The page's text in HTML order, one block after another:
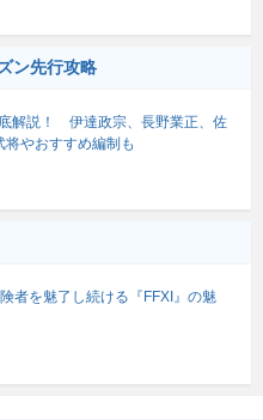
ン先行攻略
解説！ 伊達政宗、長野業正、佐
やおすすめ編制も
者を魅了し続ける『FFXI』の魅